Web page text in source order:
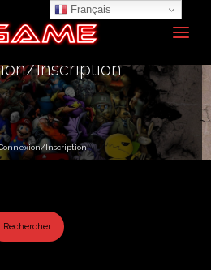
Inscription
Inscription
Rechercher
Français